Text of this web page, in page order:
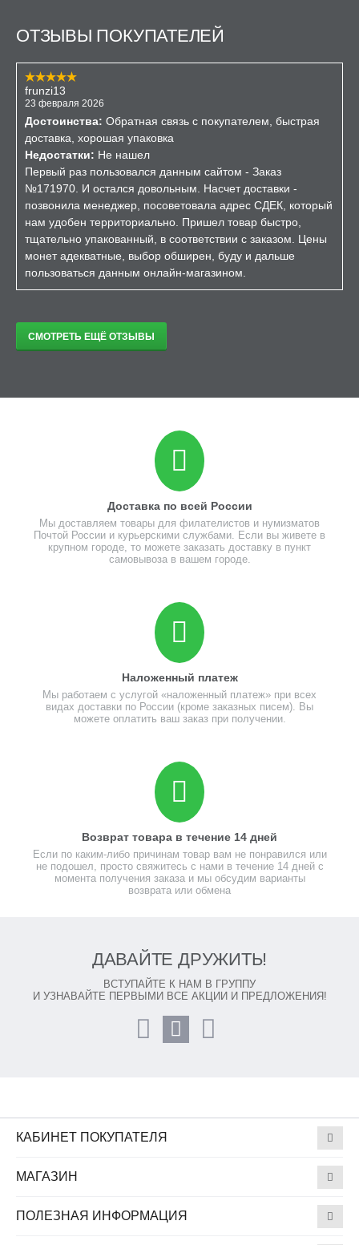
ОТЗЫВЫ ПОКУПАТЕЛЕЙ
frunzi13
23 февраля 2026
Достоинства: Обратная связь с покупателем, быстрая
доставка, хорошая упаковка
Недостатки: Не нашел
Первый раз пользовался данным сайтом - Заказ
№171970. И остался довольным. Насчет доставки -
позвонила менеджер, посоветовала адрес СДЕК, который
нам удобен территориально. Пришел товар быстро,
тщательно упакованный, в соответствии с заказом. Цены
монет адекватные, выбор обширен, буду и дальше
пользоваться данным онлайн-магазином.
СМОТРЕТЬ ЕЩЁ ОТЗЫВЫ
Доставка по всей России
Мы доставляем товары для филателистов и нумизматов
Почтой России и курьерскими службами. Если вы живете в
крупном городе, то можете заказать доставку в пункт
самовывоза в вашем городе.
Наложенный платеж
Мы работаем с услугой «наложенный платеж» при всех
видах доставки по России (кроме заказных писем). Вы
можете оплатить ваш заказ при получении.
Возврат товара в течение 14 дней
Если по каким-либо причинам товар вам не понравился или
не подошел, просто свяжитесь с нами в течение 14 дней с
момента получения заказа и мы обсудим варианты
возврата или обмена
ДАВАЙТЕ ДРУЖИТЬ!
ВСТУПАЙТЕ К НАМ В ГРУППУ
И УЗНАВАЙТЕ ПЕРВЫМИ ВСЕ АКЦИИ И ПРЕДЛОЖЕНИЯ!
КАБИНЕТ ПОКУПАТЕЛЯ
МАГАЗИН
ПОЛЕЗНАЯ ИНФОРМАЦИЯ